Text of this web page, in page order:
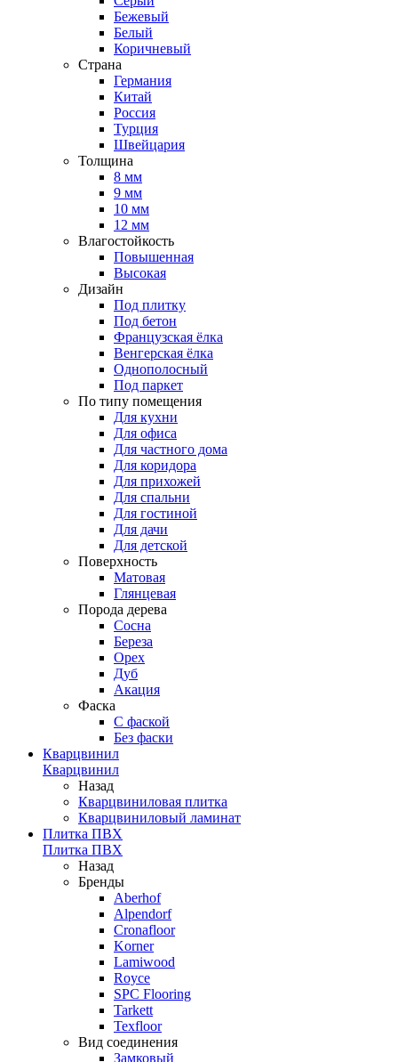
Бежевый
Белый
Коричневый
Страна
Германия
Китай
Россия
Турция
Швейцария
Толщина
8 мм
9 мм
10 мм
12 мм
Влагостойкость
Повышенная
Высокая
Дизайн
Под плитку
Под бетон
Французская ёлка
Венгерская ёлка
Однополосный
Под паркет
По типу помещения
Для кухни
Для офиса
Для частного дома
Для коридора
Для прихожей
Для спальни
Для гостиной
Для дачи
Для детской
Поверхность
Матовая
Глянцевая
Порода дерева
Сосна
Береза
Орех
Дуб
Акация
Фаска
С фаской
Без фаски
Кварцвинил
Кварцвинил
Назад
Кварцвиниловая плитка
Кварцвиниловый ламинат
Плитка ПВХ
Плитка ПВХ
Назад
Бренды
Aberhof
Alpendorf
Cronafloor
Korner
Lamiwood
Royce
SPC Flooring
Tarkett
Texfloor
Вид соединения
Замковый